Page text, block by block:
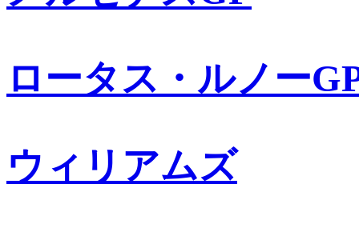
ロータス・ルノー
ウィリアムズ